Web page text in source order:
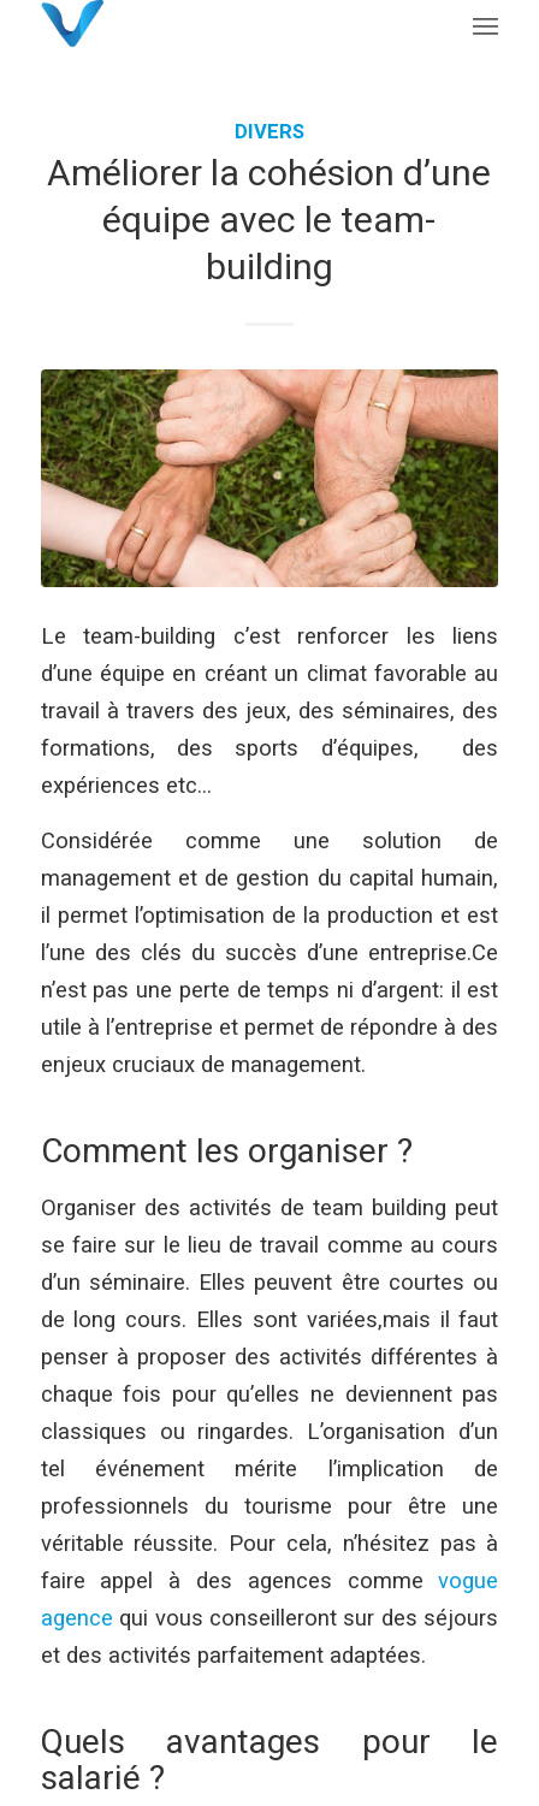
DIVERS
Améliorer la cohésion d’une
équipe avec le team-
building
Le team-building c’est renforcer les liens
d’une équipe en créant un climat favorable au
travail à travers des jeux, des séminaires, des
formations, des sports d’équipes, des
expériences etc…
Considérée comme une solution de
management et de gestion du capital humain,
il permet l’optimisation de la production et est
l’une des clés du succès d’une entreprise.Ce
n’est pas une perte de temps ni d’argent: il est
utile à l’entreprise et permet de répondre à des
enjeux cruciaux de management.
Comment les organiser ?
Organiser des activités de team building peut
se faire sur le lieu de travail comme au cours
d’un séminaire. Elles peuvent être courtes ou
de long cours. Elles sont variées,mais il faut
penser à proposer des activités différentes à
chaque fois pour qu’elles ne deviennent pas
classiques ou ringardes. L’organisation d’un
tel événement mérite l’implication de
professionnels du tourisme pour être une
véritable réussite. Pour cela, n’hésitez pas à
faire appel à des agences commevogue
agence qui vous conseilleront sur des séjours
et des activités parfaitement adaptées.
Quels avantages pour le
salarié ?